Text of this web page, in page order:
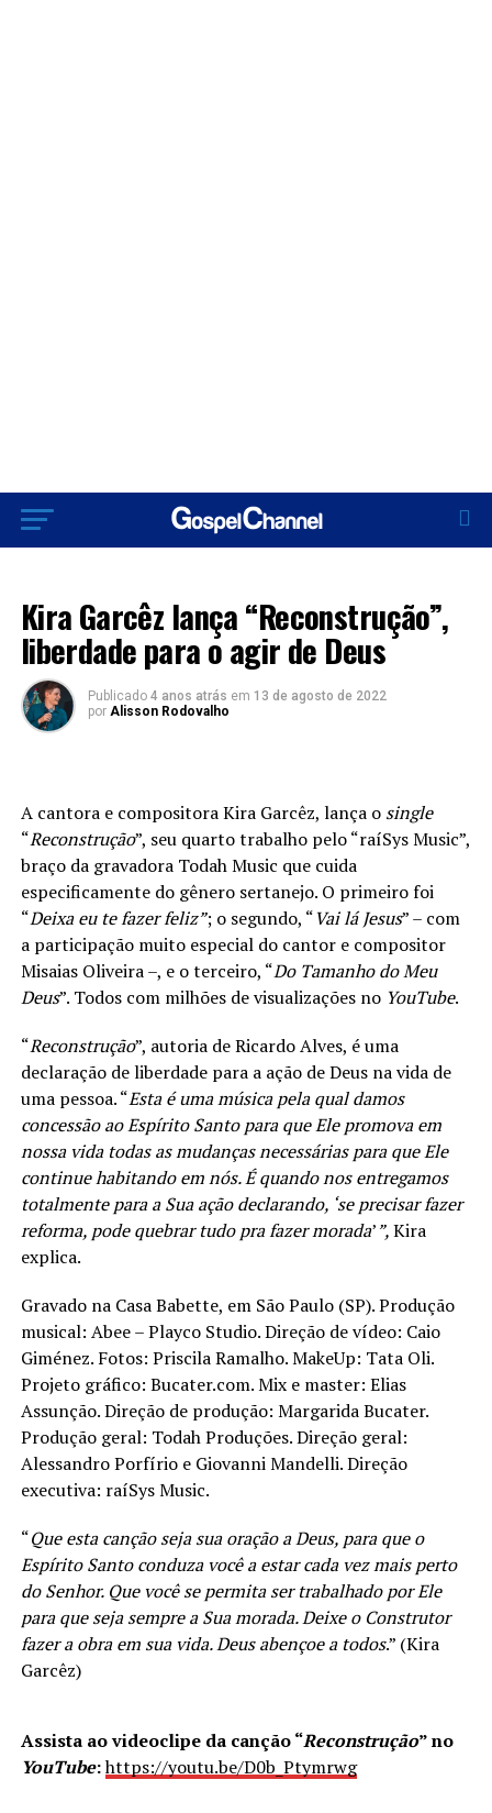
Kira Garcêz lança “Reconstrução”,
liberdade para o agir de Deus
Publicado 4 anos atrás em 13 de agosto de 2022
por Alisson Rodovalho
A cantora e compositora Kira Garcêz, lança o single
“Reconstrução”, seu quarto trabalho pelo “raíSys Music”,
braço da gravadora Todah Music que cuida
especificamente do gênero sertanejo. O primeiro foi
“Deixa eu te fazer feliz”; o segundo, “Vai lá Jesus” – com
a participação muito especial do cantor e compositor
Misaias Oliveira –, e o terceiro, “Do Tamanho doMeu
Deus”. Todos com milhões de visualizações no YouTube.
“Reconstrução”, autoria de Ricardo Alves, é uma
declaração de liberdade para a ação de Deus na vida de
uma pessoa. “Esta é uma música pela qual damos
concessão ao Espírito Santo para que Ele promova em
nossa vida todas as mudanças necessárias para que Ele
continue habitando em nós. É quando nos entregamos
totalmente para a Sua ação declarando, ‘se precisar fazer
reforma, pode quebrar tudo pra fazer morada’”,Kira
explica.
Gravado na Casa Babette, em São Paulo (SP). Produção
musical: Abee – Playco Studio. Direção de vídeo: Caio
Giménez. Fotos: Priscila Ramalho. MakeUp: Tata Oli.
Projeto gráfico: Bucater.com. Mix e master: Elias
Assunção. Direção de produção: Margarida Bucater.
Produção geral: Todah Produções. Direção geral:
Alessandro Porfírio e Giovanni Mandelli. Direção
executiva: raíSys Music.
“Que esta canção seja sua oração a Deus, para que o
Espírito Santo conduza você a estar cada vez mais perto
do Senhor. Que você se permita ser trabalhado por Ele
para que seja sempre a Sua morada. Deixe o Construtor
fazer a obra em sua vida. Deus abençoe a todos.” (Kira
Garcêz)
Assista ao videoclipe da canção “Reconstrução” no
YouTube:https://youtu.be/D0b_Ptymrwg